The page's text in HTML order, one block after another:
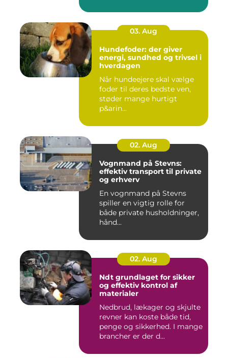
03. Aug
Hundefoder: der giver
energi, sundhed og trivsel i
hverdagen
Når hundeejere skal vælge
foder til deres bedste ven,
støder mange hurtigt
p&arin...
02. Aug
Vognmand på Stevns:
effektiv transport til private
og erhverv
En vognmand på Stevns
spiller en vigtig rolle for
både private husholdninger,
hånd...
02. Aug
Ndt grundlaget for sikker
og effektiv kontrol af
materialer
Nedbrud, lækager og skjulte
revner kan koste både tid,
penge og sikkerhed. I mange
brancher er der d...